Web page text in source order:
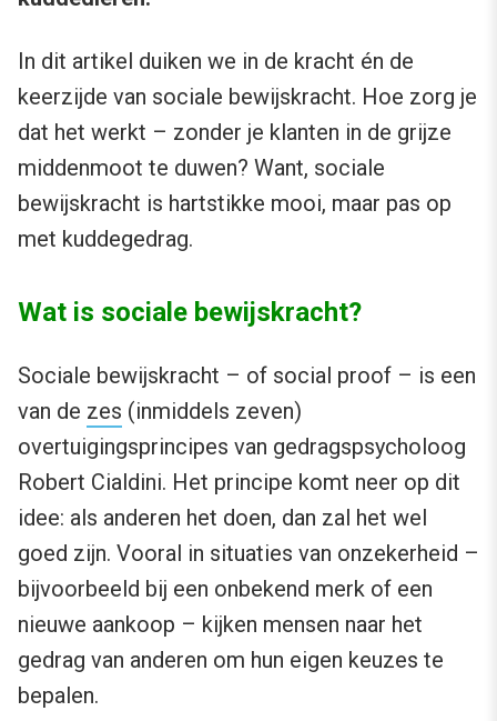
In dit artikel duiken we in de kracht én de
keerzijde van sociale bewijskracht. Hoe zorg je
dat het werkt – zonder je klanten in de grijze
middenmoot te duwen? Want, sociale
bewijskracht is hartstikke mooi, maar pas op
met kuddegedrag.
Wat is sociale bewijskracht?
Sociale bewijskracht – of social proof – is een
van de zes (inmiddels zeven)
overtuigingsprincipes van gedragspsycholoog
Robert Cialdini. Het principe komt neer op dit
idee: als anderen het doen, dan zal het wel
goed zijn. Vooral in situaties van onzekerheid –
bijvoorbeeld bij een onbekend merk of een
nieuwe aankoop – kijken mensen naar het
gedrag van anderen om hun eigen keuzes te
bepalen.